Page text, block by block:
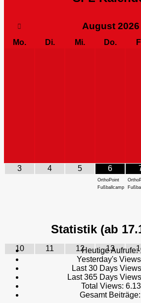
August 2026
Mo. Di. Mi. Do.
3 4 5 6
OrthoPoint
Fußballcamp
10 11 12 13
Statistik (ab
Heutige Aufrufe:
Yesterday's
Last 30 Days
Last 365 Days
Total Views:
Gesamt Beiträge: